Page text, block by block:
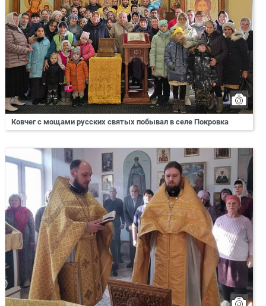
Ковчег с мощами русских святых побывал в селе Покровка